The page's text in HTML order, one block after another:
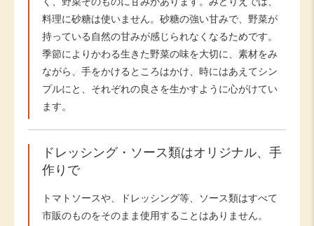
料理に砂糖は使いません。砂糖の強い甘みで、野菜が
持っている自然の甘みが感じられなくなるためです。
季節によりかわる生きた野菜の味を大切に、素材をみ
ながら、手をかけるところはかけ、時にはあえてシン
プルにと、それぞれの良さを生かすように心がけてい
ます。
ドレッシング・ソース類はオリジナル、手
作りで
トマトソースや、ドレッシング等、ソース類はすべて
市販のものをそのまま使用することはありません。